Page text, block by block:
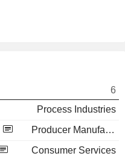
6
Process Industries
Producer Manufacturing
Consumer Services